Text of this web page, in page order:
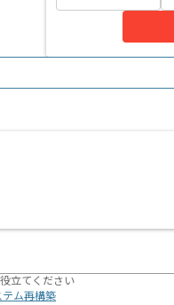
立てください
テム再構築